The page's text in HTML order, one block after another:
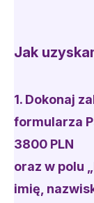
Jak
1. Dokonaj
formularza
3800 PLN
oraz w polu
imię,